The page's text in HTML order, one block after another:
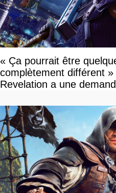
« Ça pourrait être
complètement différent
Revelation a une